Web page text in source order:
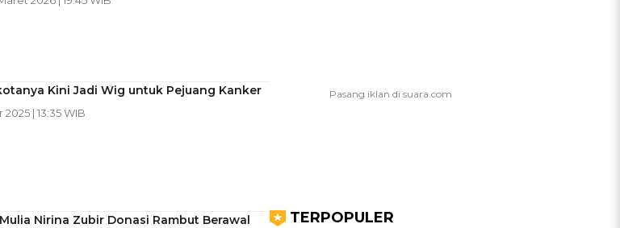
Kini Jadi Wig untuk Pejuang Kanker
| 13:35 WIB
Nirina Zubir Donasi Rambut Berawal
TERPOPULER